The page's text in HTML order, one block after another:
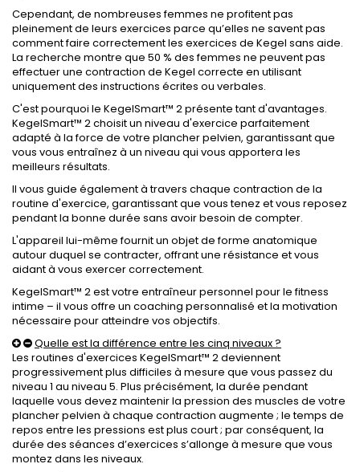
Cependant, de nombreuses femmes ne profitent pas
pleinement de leurs exercices parce qu’elles ne savent pas
comment faire correctement les exercices de Kegel sans aide.
La recherche montre que 50 % des femmes ne peuvent pas
effectuer une contraction de Kegel correcte en utilisant
uniquement des instructions écrites ou verbales.
C'est pourquoi le KegelSmart™ 2 présente tant d'avantages.
KegelSmart™ 2 choisit un niveau d'exercice parfaitement
adapté à la force de votre plancher pelvien, garantissant que
vous vous entraînez à un niveau qui vous apportera les
meilleurs résultats.
Il vous guide également à travers chaque contraction de la
routine d'exercice, garantissant que vous tenez et vous reposez
pendant la bonne durée sans avoir besoin de compter.
L'appareil lui-même fournit un objet de forme anatomique
autour duquel se contracter, offrant une résistance et vous
aidant à vous exercer correctement.
KegelSmart™ 2 est votre entraîneur personnel pour le fitness
intime – il vous offre un coaching personnalisé et la motivation
nécessaire pour atteindre vos objectifs.
Quelle est la différence entre les cinq niveaux ?
Les routines d'exercices KegelSmart™ 2 deviennent
progressivement plus difficiles à mesure que vous passez du
niveau 1 au niveau 5. Plus précisément, la durée pendant
laquelle vous devez maintenir la pression des muscles de votre
plancher pelvien à chaque contraction augmente ; le temps de
repos entre les pressions est plus court ; par conséquent, la
durée des séances d’exercices s’allonge à mesure que vous
montez dans les niveaux.